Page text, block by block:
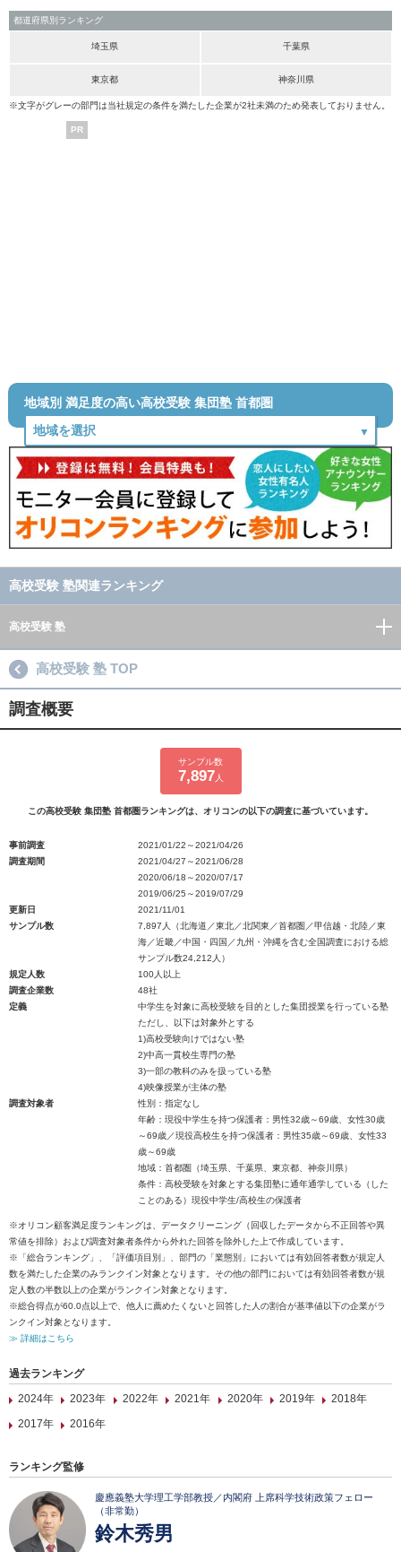
都道府県別ランキング
埼玉県 千葉県
東京都 神奈川県
※文字がグレーの部門は当社規定の条件を満たした企業が2社未満のため発表しておりません。
PR
地域別 満足度の高い高校受験 集団塾 首都圏
高校受験 塾関連ランキング
高校受験 塾
高校受験 塾 TOP
調査概要
サンプル数
7,897 人
この高校受験 集団塾 首都圏ランキングは、オリコンの以下の調査に基づいています。
事前調査
2021/01/22～2021/04/26
調査期間
2021/04/27～2021/06/28
2020/06/18～2020/07/17
2019/06/25～2019/07/29
更新日
2021/11/01
サンプル数
7,897人（北海道／東北／北関東／首都圏／甲信越・北陸／東
海／近畿／中国・四国／九州・沖縄を含む全国調査における総
サンプル数24,212人）
規定人数
100人以上
調査企業数
48社
定義
中学生を対象に高校受験を目的とした集団授業を行っている塾
ただし、以下は対象外とする
1)高校受験向けではない塾
2)中高一貫校生専門の塾
3)一部の教科のみを扱っている塾
4)映像授業が主体の塾
調査対象者
性別：指定なし
年齢：現役中学生を持つ保護者：男性32歳～69歳、女性30歳
～69歳／現役高校生を持つ保護者：男性35歳～69歳、女性33
歳～69歳
地域：首都圏（埼玉県、千葉県、東京都、神奈川県）
条件：高校受験を対象とする集団塾に通年通学している（した
ことのある）現役中学生/高校生の保護者
※オリコン顧客満足度ランキングは、データクリーニング（回収したデータから不正回答や異
常値を排除）および調査対象者条件から外れた回答を除外した上で作成しています。
※「総合ランキング」、「評価項目別」、部門の「業態別」においては有効回答者数が規定人
数を満たした企業のみランクイン対象となります。その他の部門においては有効回答者数が規
定人数の半数以上の企業がランクイン対象となります。
※総合得点が60.0点以上で、他人に薦めたくないと回答した人の割合が基準値以下の企業がラ
ンクイン対象となります。
≫ 詳細はこちら
過去ランキング
2024年
2023年 2022年 2021年 2020年 2019年
2018年
2017年
2016年
ランキング監修
慶應義塾大学理工学部教授／内閣府 上席科学技術政策フェロー
（非常勤）
鈴木秀男